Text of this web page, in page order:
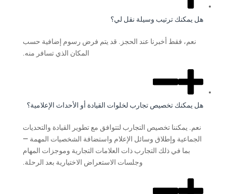
هل يمكنك ترتيب وسيلة نقل لي؟
نعم، فقط أخبرنا عند الحجز. قد يتم فرض رسوم إضافية حسب
المكان الذي تسافر منه.
هل يمكنك تخصيص تجارب لخلوات القيادة أو الأحداث الإعلامية؟
نعم. يمكننا تخصيص التجارب لتتوافق مع تطوير القيادة والتحديات
الجماعية وإطلاق وسائل الإعلام واستضافة الشخصيات المهمة —
بما في ذلك التجارب ذات العلامات التجارية وموجزات المهام
وجلسات الاستعراض الاختيارية بعد الرحلة.